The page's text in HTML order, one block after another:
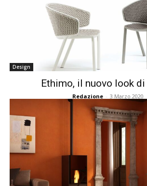
Design
Ethimo, il nuovo look
Redazione - 3 Marzo 2020